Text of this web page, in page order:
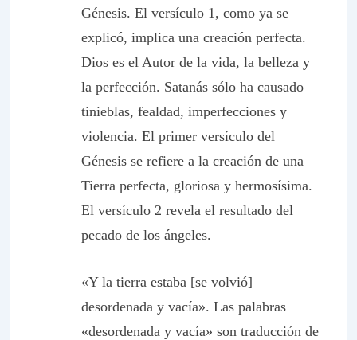
Génesis. El versículo 1, como ya se
explicó, implica una creación perfecta.
Dios es el Autor de la vida, la belleza y
la perfección. Satanás sólo ha causado
tinieblas, fealdad, imperfecciones y
violencia. El primer versículo del
Génesis se refiere a la creación de una
Tierra perfecta, gloriosa y hermosísima.
El versículo 2 revela el resultado del
pecado de los ángeles.
«Y la tierra estaba [se volvió]
desordenada y vacía». Las palabras
«desordenada y vacía» son traducción de